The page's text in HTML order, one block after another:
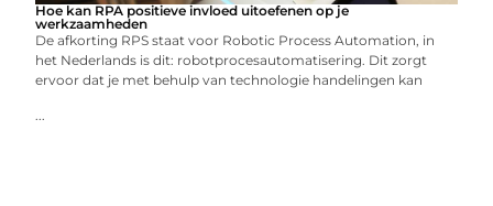
Hoe kan RPA positieve invloed uitoefenen op je
werkzaamheden
De afkorting RPS staat voor Robotic Process Automation, in
het Nederlands is dit: robotprocesautomatisering. Dit zorgt
ervoor dat je met behulp van technologie handelingen kan
...